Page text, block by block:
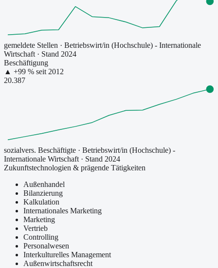
gemeldete Stellen · Betriebswirt/in (Hochschule) - Internationale
Wirtschaft · Stand 2024
Beschäftigung
▲ +99 % seit 2012
20.387
sozialvers. Beschäftigte · Betriebswirt/in (Hochschule) -
Internationale Wirtschaft · Stand 2024
Zukunftstechnologien & prägende Tätigkeiten
Außenhandel
Bilanzierung
Kalkulation
Internationales Marketing
Marketing
Vertrieb
Controlling
Personalwesen
Interkulturelles Management
Außenwirtschaftsrecht